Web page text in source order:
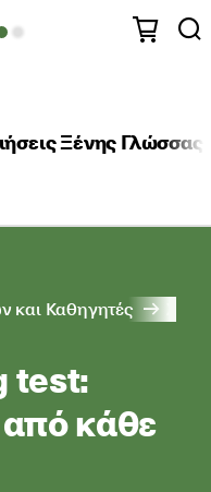
Ξένης Γλώσσας
και Καθηγητές
test:
κάθε